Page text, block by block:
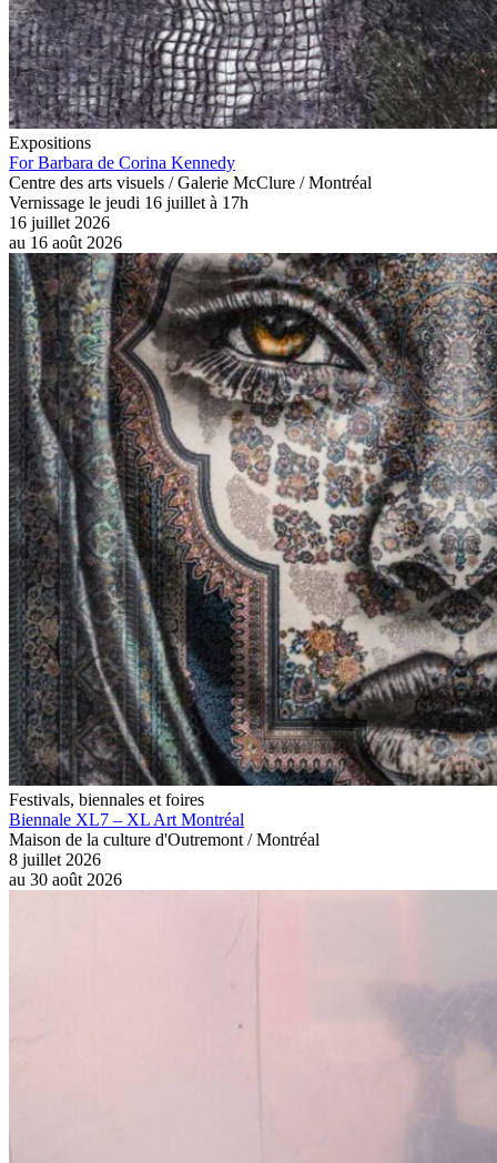
Expositions
For Barbara de Corina Kennedy
Centre des arts visuels / Galerie McClure / Montréal
Vernissage le jeudi 16 juillet à 17h
16 juillet 2026
au 16 août 2026
Festivals, biennales et foires
Biennale XL7 – XL Art Montréal
Maison de la culture d'Outremont / Montréal
8 juillet 2026
au 30 août 2026